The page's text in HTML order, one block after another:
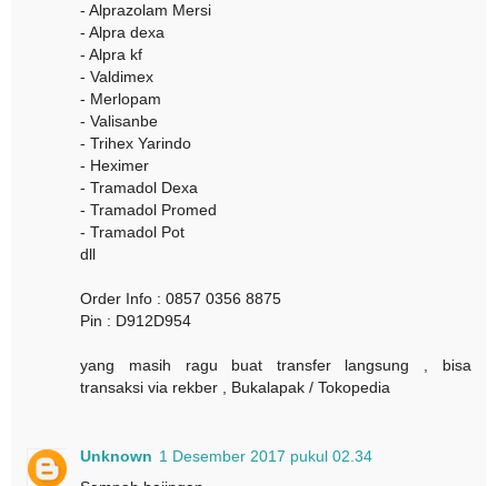
- Alprazolam Mersi
- Alpra dexa
- Alpra kf
- Valdimex
- Merlopam
- Valisanbe
- Trihex Yarindo
- Heximer
- Tramadol Dexa
- Tramadol Promed
- Tramadol Pot
dll
Order Info : 0857 0356 8875
Pin : D912D954
yang masih ragu buat transfer langsung , bisa
transaksi via rekber , Bukalapak / Tokopedia
Unknown 1 Desember 2017 pukul 02.34